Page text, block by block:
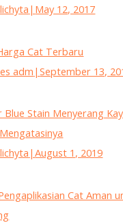
| May 12, 2017
Cat Terbaru
adm |September 13,
Blue Stain Menyerang
|August 1, 2019
Cat Aman